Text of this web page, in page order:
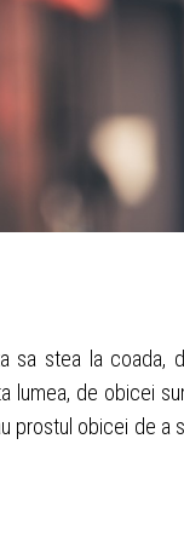
sa stea la coada,
lumea, de obicei
prostul obicei de a